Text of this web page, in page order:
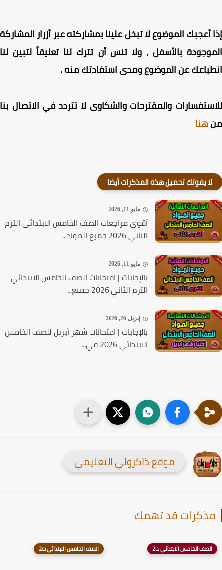
أعجبك الموضوع لا تبخل علينا بمشاركته عبر أزرار المشاركة
بالأسفل ، ولا تنس أن تترك لنا تعليقاً لتبين لنا
عن الموضوع ومدى استفادتك منه .
والمقترحات والشكاوى لا تتردد في الاتصال بنا
هنا
لا يفوتك تحميل هذه المذكرات أيضا
مايو 11, 2026
أقوى مراجعات الصف الخامس الابتدائي الترم
الثاني 2026 جميع المواد...
مايو 11, 2026
بالإجابات | امتحانات الصف الخامس الابتدائي
الترم الثاني 2026 جميع...
إبريل 20, 2026
بالإجابات | امتحانات شهر أبريل للصف الخامس
الابتدائي 2026 في...
موقع ذاكرولي التعليمي
قد تهمك
الصف الخامس الابتدائي ت2 الصف الخامس الابتدائي ت2